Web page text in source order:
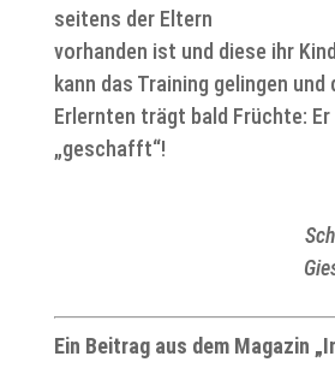
seitens der Eltern
vorhanden ist und diese ihr
kann das Training gelingen und
Erlernten trägt bald Früchte:
„geschafft“!
Ein Beitrag aus dem Magazin